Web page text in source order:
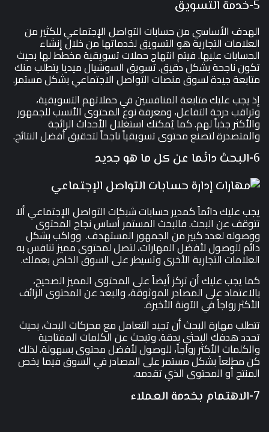
5-خدمة التسويق
الهدف الأساسي من حسابات التواصل الإجتماعي للكثير من
العلامات التجارية هو التسويق لخدماتها من خلال إنشاء
الحسابات عليها. فيتم انتهاج حملات تسويقية مخطط لها بحيث
تكون ناجحة بشكل دقيق. تسويق السوشيال ميديا يتطلب منك
متابعة جيدة لسوق منصات التواصل الاجتماعي بشكل مستمر.
إذ يجب عليك متابعة المنافسين في حملاتهم التسويقية،
وتراقب درجة التفاعل، ومعرفة نوع المحتوى الأنسب للجمهور
والأكثر جذباً لهم. كما يُمكنك استغلال الأحداث الرائجة
والمتصدرة لتصنع محتوى تسويقياً ناجحاً لتحقيق أفضل النتائج.
6-البحث دائما عن كل ما هو جديد
يجب عليك دائماً كمدير حسابات شبكات التواصل الإجتماعي ألا
تتوقف عن البحث. فالبحث المستمر أساس نجاح المحتوى
ووصوله لعدد كبير من الجمهور المستهدف. وواكب بشكل
دائم للوصول لأفضل المهارات، لتصل لمحتوى مميز تنافس به
العلامات التجارية الأخرى وتسيطر على السوق الخاص بعملك.
كما يجب عليك أن تركز أيضاً على المحتوى المميز الصحيح،
بالاعتماد على المصادر الموثوقة، والبعد عن المحتوى الزائف
الأكثر رواجاً في الآونة الأخيرة.
تتطلب مهارة البحث أن تجيد التعامل مع محركات البحث، بحيث
تحدد هدفك البحثي بدقة. وتبحث عن الكلمات المفتاحية
والكلمات الأكثر رواجاً، للوصول لأفضل محتوى بسهولة. لذلك
كن مطلعاً بشكل مستمر على المصادر في السوق فيما يخص
المنتج أو المحتوى الذي تقدمه.
7-الاهتمام بخدمة العملاء